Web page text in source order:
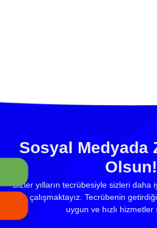
Sosyal Medyada
Olsun!
Bizler yılların tecrübesiyle sizleri daha
için çalışmaktayız. Tecrübenin
uygun ve hızlı hizmetler